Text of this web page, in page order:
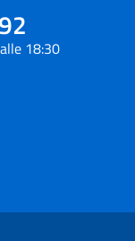
18:30